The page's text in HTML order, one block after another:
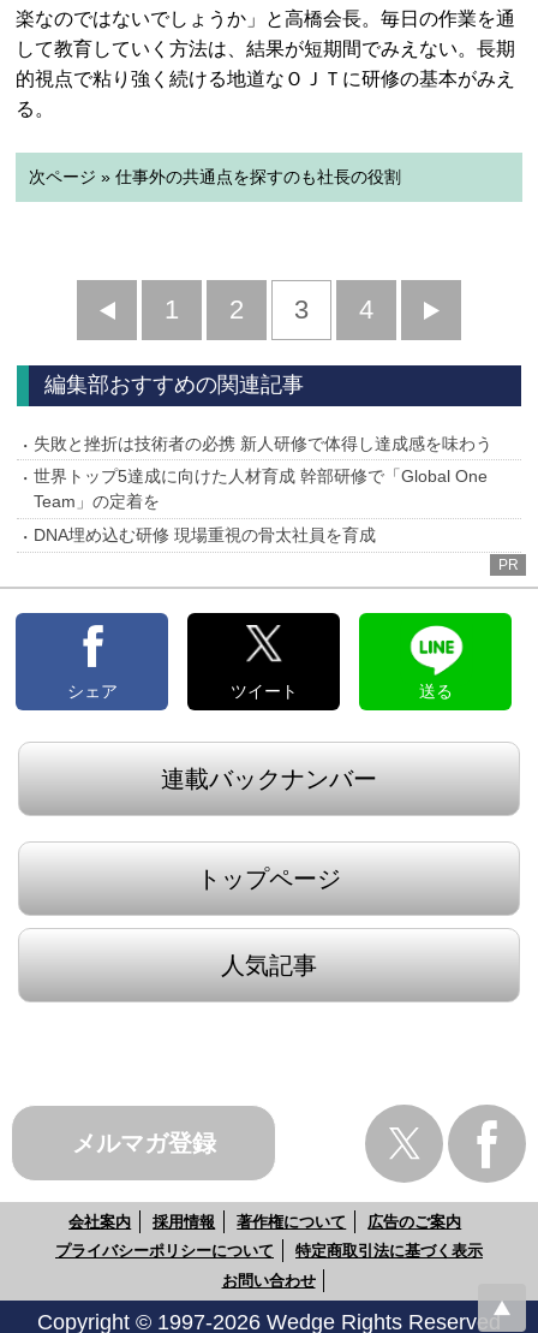
楽なのではないでしょうか」と高橋会長。毎日の作業を通
して教育していく方法は、結果が短期間でみえない。長期
的視点で粘り強く続ける地道なＯＪＴに研修の基本がみえ
る。
次ページ » 仕事外の共通点を探すのも社長の役割
前
へ
1 2 3 4
へ
編集部おすすめの関連記事
失敗と挫折は技術者の必携 新人研修で体得し達成感を味わう
世界トップ5達成に向けた人材育成 幹部研修で「Global One
Team」の定着を
DNA埋め込む研修 現場重視の骨太社員を育成
PR
シェア ツイート 送る
連載バックナンバー
トップページ
人気記事
メルマガ登録
会社案内 採用情報 著作権について
広告のご案内
プライバシーポリシーについて
特定商取引法に基づく表示
お問い合わせ
Copyright © 1997-2026 Wedge Rights Reserved